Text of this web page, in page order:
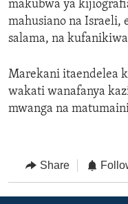
makubwa ya
mahusiano na
salama, na
Marekani itaendelea
wakati wanafanya
mwanga na
Share